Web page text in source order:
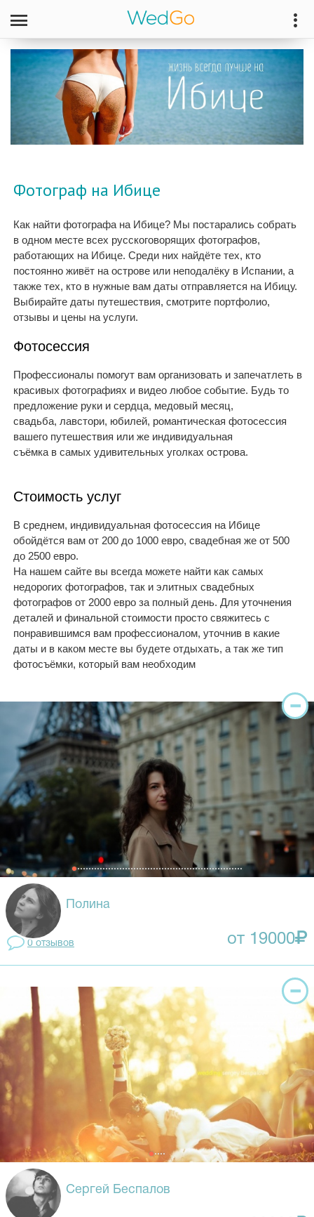
Фотограф на Ибице
Как найти фотографа на Ибице? Мы постарались собрать
в одном месте всех русскоговорящих фотографов,
работающих на Ибице. Среди них найдёте тех, кто
постоянно живёт на острове или неподалёку в Испании, а
также тех, кто в нужные вам даты отправляется на Ибицу.
Выбирайте даты путешествия, смотрите портфолио,
отзывы и цены на услуги.
Фотосессия
Профессионалы помогут вам организовать и запечатлеть в
красивых фотографиях и видео любое событие. Будь то
предложение руки и сердца, медовый месяц,
свадьба, лавстори, юбилей, романтическая фотосессия
вашего путешествия или же индивидуальная
съёмка в самых удивительных уголках острова.
Стоимость услуг
В среднем, индивидуальная фотосессия на Ибице
обойдётся вам от 200 до 1000 евро, свадебная же от 500
до 2500 евро.
На нашем сайте вы всегда можете найти как самых
недорогих фотографов, так и элитных свадебных
фотографов от 2000 евро за полный день. Для уточнения
деталей и финальной стоимости просто свяжитесь с
понравившимся вам профессионалом, уточнив в какие
даты и в каком месте вы будете отдыхать, а так же тип
фотосъёмки, который вам необходим
Полина
0 отзывов от 19000
Сергей Беспалов